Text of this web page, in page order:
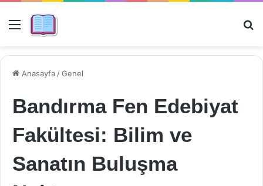
Menü
Anasayfa /Genel
Bandırma Fen Edebiyat
Fakültesi: Bilim ve
Sanatın Buluşma